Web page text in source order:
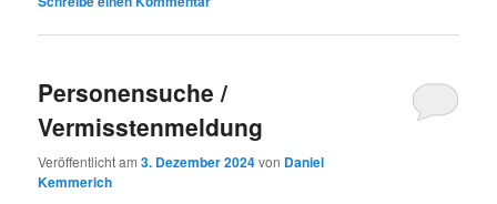
Personensuche /
Vermisstenmeldung
Veröffentlicht am3. Dezember 2024von Daniel
Kemmerich